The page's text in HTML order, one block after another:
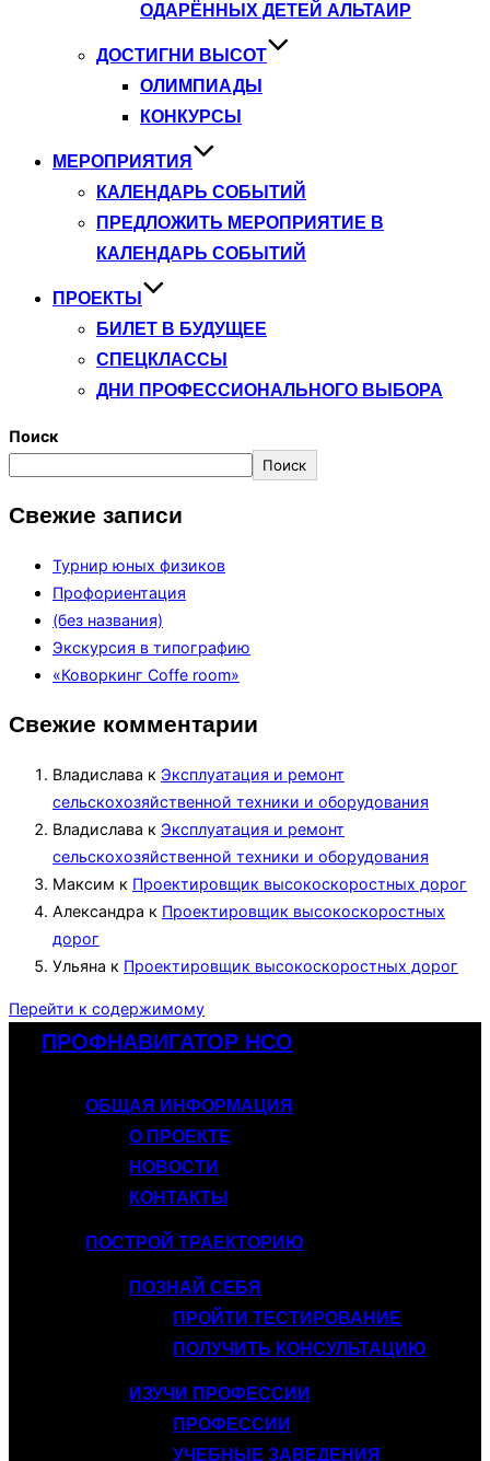
ОДАРЁННЫХ ДЕТЕЙ АЛЬТАИР
ДОСТИГНИ ВЫСОТ
ОЛИМПИАДЫ
КОНКУРСЫ
МЕРОПРИЯТИЯ
КАЛЕНДАРЬ СОБЫТИЙ
ПРЕДЛОЖИТЬ МЕРОПРИЯТИЕ В
КАЛЕНДАРЬ СОБЫТИЙ
ПРОЕКТЫ
БИЛЕТ В БУДУЩЕЕ
СПЕЦКЛАССЫ
ДНИ ПРОФЕССИОНАЛЬНОГО ВЫБОРА
Поиск
Поиск
Свежие записи
Турнир юных физиков
Профориентация
(без названия)
Экскурсия в типографию
«Коворкинг Coffe room»
Свежие комментарии
Владислава к Эксплуатация и ремонт
сельскохозяйственной техники и оборудования
Владислава к Эксплуатация и ремонт
сельскохозяйственной техники и оборудования
Максим к Проектировщик высокоскоростных дорог
Александра к Проектировщик высокоскоростных
дорог
Ульяна к Проектировщик высокоскоростных дорог
Перейти к содержимому
ПРОФНАВИГАТОР НСО
ОБЩАЯ ИНФОРМАЦИЯ
О ПРОЕКТЕ
НОВОСТИ
КОНТАКТЫ
ПОСТРОЙ ТРАЕКТОРИЮ
ПОЗНАЙ СЕБЯ
ПРОЙТИ ТЕСТИРОВАНИЕ
ПОЛУЧИТЬ КОНСУЛЬТАЦИЮ
ИЗУЧИ ПРОФЕССИИ
ПРОФЕССИИ
УЧЕБНЫЕ ЗАВЕДЕНИЯ